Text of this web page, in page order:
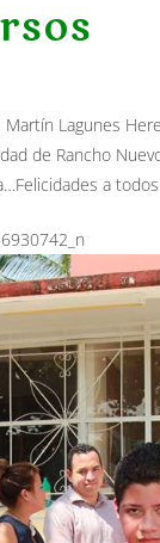
Martín Lagunes
de Rancho
a